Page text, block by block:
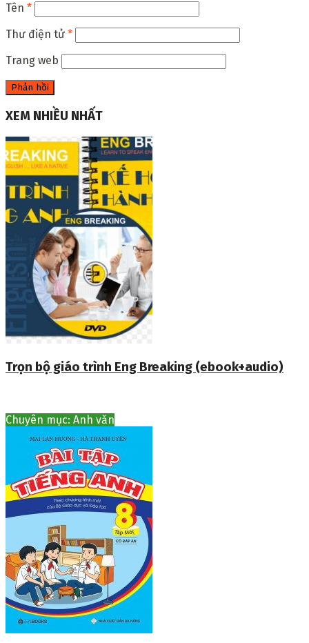
Tên *
Thư điện tử *
Trang web
XEM NHIỀU NHẤT
Trọn bộ giáo trình Eng Breaking (ebook+audio)
Chuyên mục: Anh văn